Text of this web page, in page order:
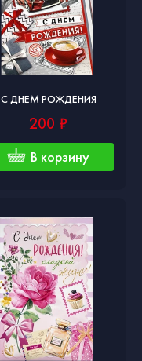
С ДНЕМ РОЖДЕНИЯ
200 ₽
В корзину